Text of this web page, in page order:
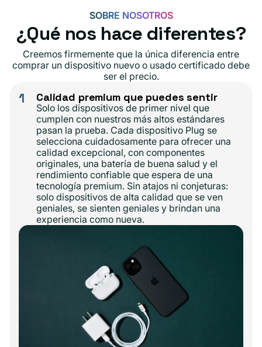
SOBRE NOSOTROS
¿Qué nos hace diferentes?
Creemos firmemente que la única diferencia entre
comprar un dispositivo nuevo o usado certificado debe
ser el precio.
1 Calidad premium que puedes sentir
Solo los dispositivos de primer nivel que
cumplen con nuestros más altos estándares
pasan la prueba. Cada dispositivo Plug se
selecciona cuidadosamente para ofrecer una
calidad excepcional, con componentes
originales, una batería de buena salud y el
rendimiento confiable que espera de una
tecnología premium. Sin atajos ni conjeturas:
solo dispositivos de alta calidad que se ven
geniales, se sienten geniales y brindan una
experiencia como nueva.